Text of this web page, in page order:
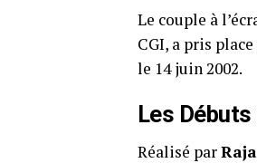
Le couple à
CGI, a pris
le 14 juin 2002.
Les
Réalisé par